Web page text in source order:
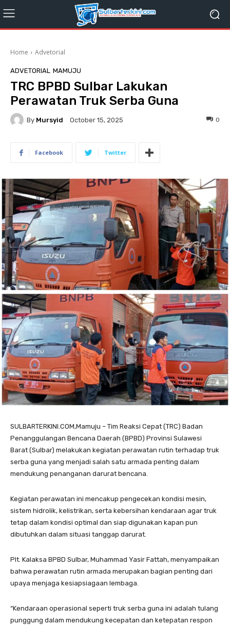
Home Advetorial
ADVETORIAL MAMUJU
TRC BPBD Sulbar Lakukan
Perawatan Truk Serba Guna
By Mursyid October 15, 2025 0
Facebook Twitter
SULBARTERKINI.COM,Mamuju – Tim Reaksi Cepat (TRC) Badan
Penanggulangan Bencana Daerah (BPBD) Provinsi Sulawesi
Barat (Sulbar) melakukan kegiatan perawatan rutin terhadap truk
serba guna yang menjadi salah satu armada penting dalam
mendukung penanganan darurat bencana.
Kegiatan perawatan ini mencakup pengecekan kondisi mesin,
sistem hidrolik, kelistrikan, serta kebersihan kendaraan agar truk
tetap dalam kondisi optimal dan siap digunakan kapan pun
dibutuhkan dalam situasi tanggap darurat.
Plt. Kalaksa BPBD Sulbar, Muhammad Yasir Fattah, menyampaikan
bahwa perawatan rutin armada merupakan bagian penting dari
upaya menjaga kesiapsiagaan lembaga.
“Kendaraan operasional seperti truk serba guna ini adalah tulang
punggung dalam mendukung kecepatan dan ketepatan respon